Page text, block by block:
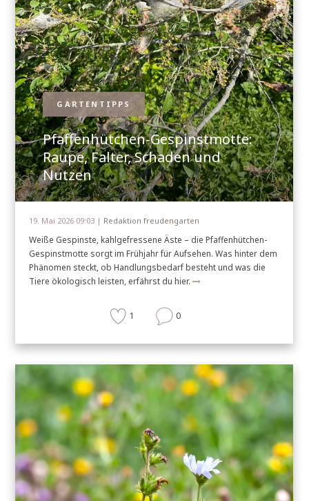
GARTENTIPPS
Pfaffenhütchen-Gespinstmotte:
Raupe, Falter, Schaden und
Nutzen
19. Mai 2026 09:03 | Redaktion freudengarten
Weiße Gespinste, kahlgefressene Äste – die Pfaffenhütchen-
Gespinstmotte sorgt im Frühjahr für Aufsehen. Was hinter dem
Phänomen steckt, ob Handlungsbedarf besteht und was die
Tiere ökologisch leisten, erfährst du hier.
1 0